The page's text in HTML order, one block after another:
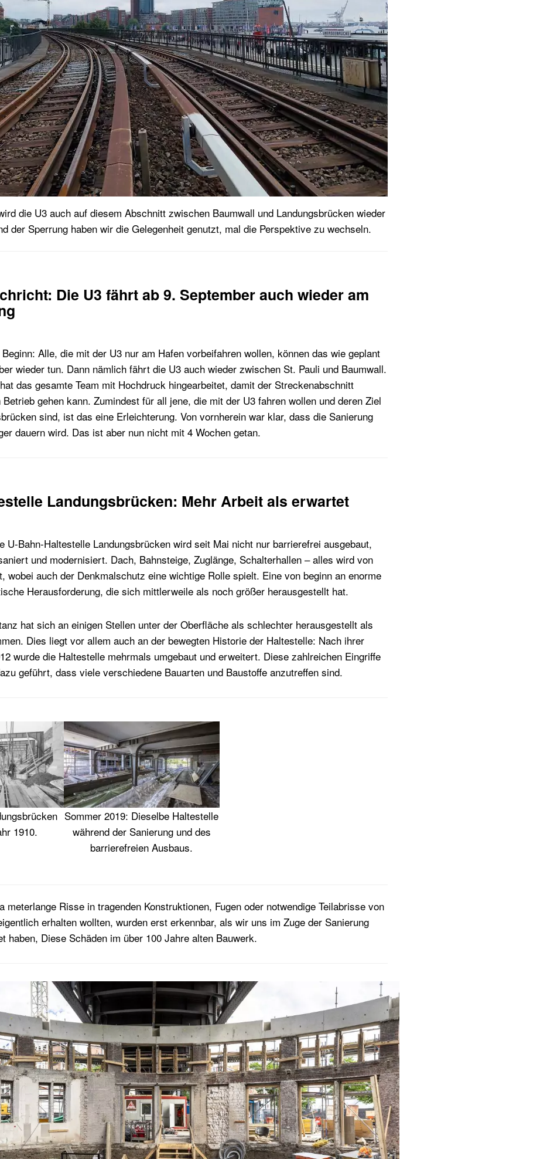
die U3 auch auf diesem Abschnitt zwischen Baumwall und Landungsbrücken wieder
der Sperrung haben wir die Gelegenheit genutzt, mal die Perspektive zu wechseln.
Die U3 fährt ab 9. September auch wieder am
Alle, die mit der U3 nur am Hafen vorbeifahren wollen, können das wie geplant
wieder tun. Dann nämlich fährt die U3 auch wieder zwischen St. Pauli und Baumwall.
das gesamte Team mit Hochdruck hingearbeitet, damit der Streckenabschnitt
gehen kann. Zumindest für all jene, die mit der U3 fahren wollen und deren Ziel
sind, ist das eine Erleichterung. Von vornherein war klar, dass die Sanierung
dauern wird. Das ist aber nun nicht mit 4 Wochen getan.
Landungsbrücken: Mehr Arbeit als erwartet
U-Bahn-Haltestelle Landungsbrücken wird seit Mai nicht nur barrierefrei ausgebaut,
und modernisiert. Dach, Bahnsteige, Zuglänge, Schalterhallen – alles wird von
wobei auch der Denkmalschutz eine wichtige Rolle spielt. Eine von beginn an enorme
Herausforderung, die sich mittlerweile als noch größer herausgestellt hat.
hat sich an einigen Stellen unter der Oberfläche als schlechter herausgestellt als
Dies liegt vor allem auch an der bewegten Historie der Haltestelle: Nach ihrer
wurde die Haltestelle mehrmals umgebaut und erweitert. Diese zahlreichen Eingriffe
geführt, dass viele verschiedene Bauarten und Baustoffe anzutreffen sind.
1910.
Sommer 2019: Dieselbe Haltestelle
während der Sanierung und des
barrierefreien Ausbaus.
meterlange Risse in tragenden Konstruktionen, Fugen oder notwendige Teilabrisse von
erhalten wollten, wurden erst erkennbar, als wir uns im Zuge der Sanierung
haben, Diese Schäden im über 100 Jahre alten Bauwerk.